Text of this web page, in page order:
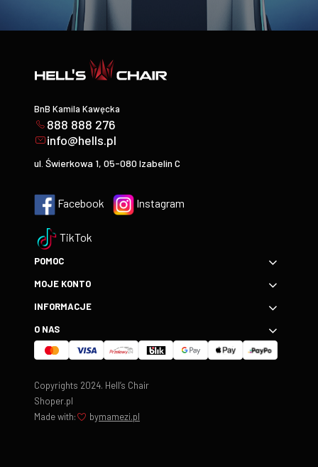
BnB Kamila Kawęcka
888 888 276
info@hells.pl
ul. Świerkowa 1, 05-080 Izabelin C
Facebook Instagram
TikTok
POMOC
MOJE KONTO
INFORMACJE
O NAS
Copyrights 2024. Hell’s Chair
Shoper.pl
Made with:
bymamezi.pl